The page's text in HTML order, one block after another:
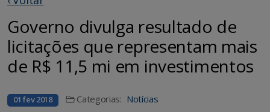
Governo divulga resultado de
licitações que representam mais
de R$ 11,5 mi em investimentos
01 fev 2018 Categorias: Notícias